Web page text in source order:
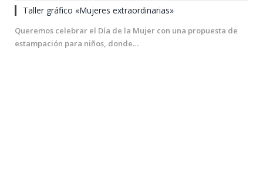
Taller gráfico «Mujeres extraordinarias»
Queremos celebrar el Día de la Mujer con una propuesta de
estampación para niños, donde…